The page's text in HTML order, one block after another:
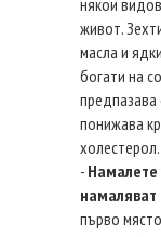
някои
живот.
масла и
богати на
понижава
холестерол.
- Намалете
намаляват
първо